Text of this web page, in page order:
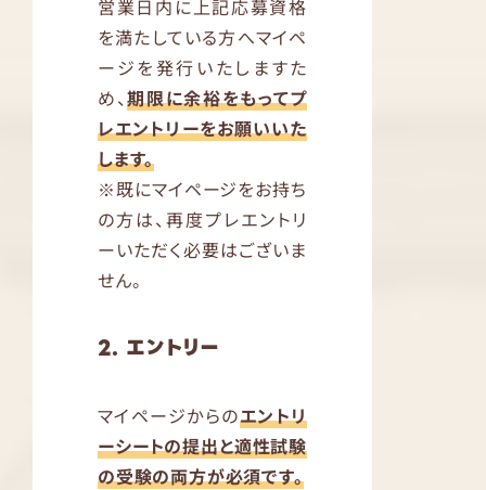
営業日内に上記応募資格
を満たしている方へマイペ
ージを発行いたしますた
め、期限に余裕をもってプ
レエントリーをお願いいた
します。
※既にマイページをお持ち
の方は、再度プレエントリ
ーいただく必要はございま
せん。
2. エントリー
マイページからのエントリ
ーシートの提出と適性試験
の受験の両方が必須です。